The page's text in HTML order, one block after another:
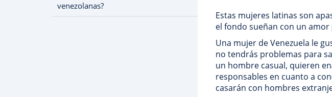
venezolanas?
Estas mujeres latinas son
el fondo sueñan con un
Una mujer de Venezuela le
no tendrás problemas para
un hombre casual, quieren
responsables en cuanto a
casarán con hombres